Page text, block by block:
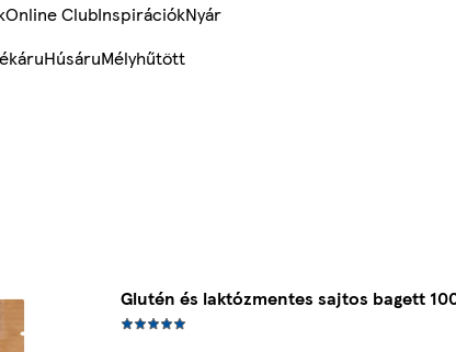
Online ClubInspirációkNyár
HúsáruMélyhűtött
Glutén és laktózmentes sajtos bagett